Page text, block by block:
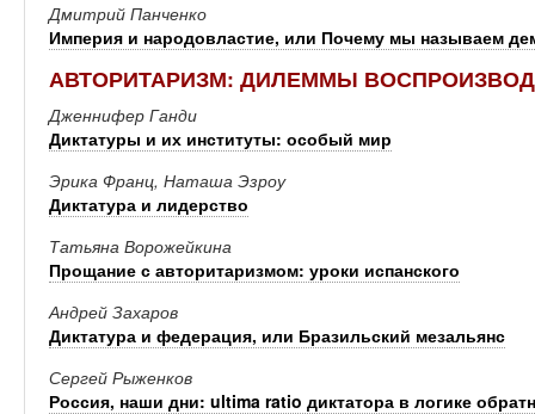
Дмитрий Панченко
Империя и народовластие, или Почему мы называем
АВТОРИТАРИЗМ: ДИЛЕММЫ
Дженнифер Ганди
Диктатуры и их институты: особый мир
Эрика Франц, Наташа Эзроу
Диктатура и лидерство
Татьяна Ворожейкина
Прощание с авторитаризмом: уроки испанского
Андрей Захаров
Диктатура и федерация, или Бразильский мезальянс
Сергей Рыженков
Россия, наши дни: ultima ratio диктатора в логике